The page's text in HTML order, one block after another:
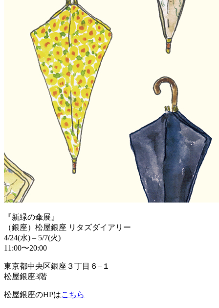
『新緑の傘展』
（銀座）松屋銀座 リタズダイアリー
4/24(水) – 5/7(火)
11:00〜20:00
東京都中央区銀座３丁目６−１
松屋銀座3階
松屋銀座のHPはこちら